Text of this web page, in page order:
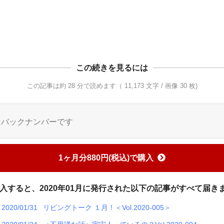
この続きを見るには
この記事は約 28 分で読めます（ 11,173 文字 / 画像 30 枚)
ックナンバーです
1ヶ月分880円(税込)で購入
すると、2020年01月に発行された以下の記事がすべて届き
2020/01/31 リビングトーク １月！＜Vol.2020-005＞